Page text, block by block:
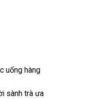
uống hàng
sành trà ưa